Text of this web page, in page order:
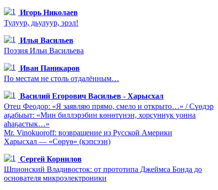
Игорь Николаев
Тулуур, дьулуур, эрэл!
Илья Васильев
Поэзия Ильи Васильева
Иван Паникаров
По местам не столь отдалённым…
Василий Егорович Васильев - Харысхал
Отец Феодор: «Я заявляю прямо, смело и открыто…» / Сүөдэр
аҕабыыт: «Мин биллэрэбин көнөтүнэн, хорсуннук уонна
аһаҕастык…»
Mr. Vinokuoroff: возвращение из Русской Америки
Харысхал — «Сөрүө» (кэпсээн)
Сергей Корнилов
Шпионский Владивосток: от прототипа Джеймса Бонда до
основателя микроэлектроники